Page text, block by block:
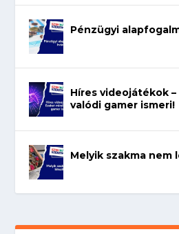
Pénzügyi
Híres videojátékok
valódi gamer ismeri!
Melyik szakma nem